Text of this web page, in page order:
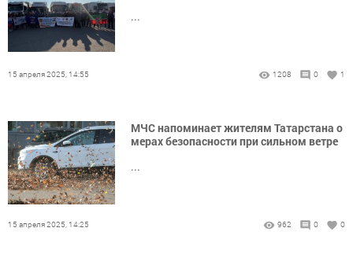
...
15 апреля 2025, 14:55 1208 0 1
МЧС напоминает жителям Татарстана о
мерах безопасности при сильном ветре
...
15 апреля 2025, 14:25 962 0 0